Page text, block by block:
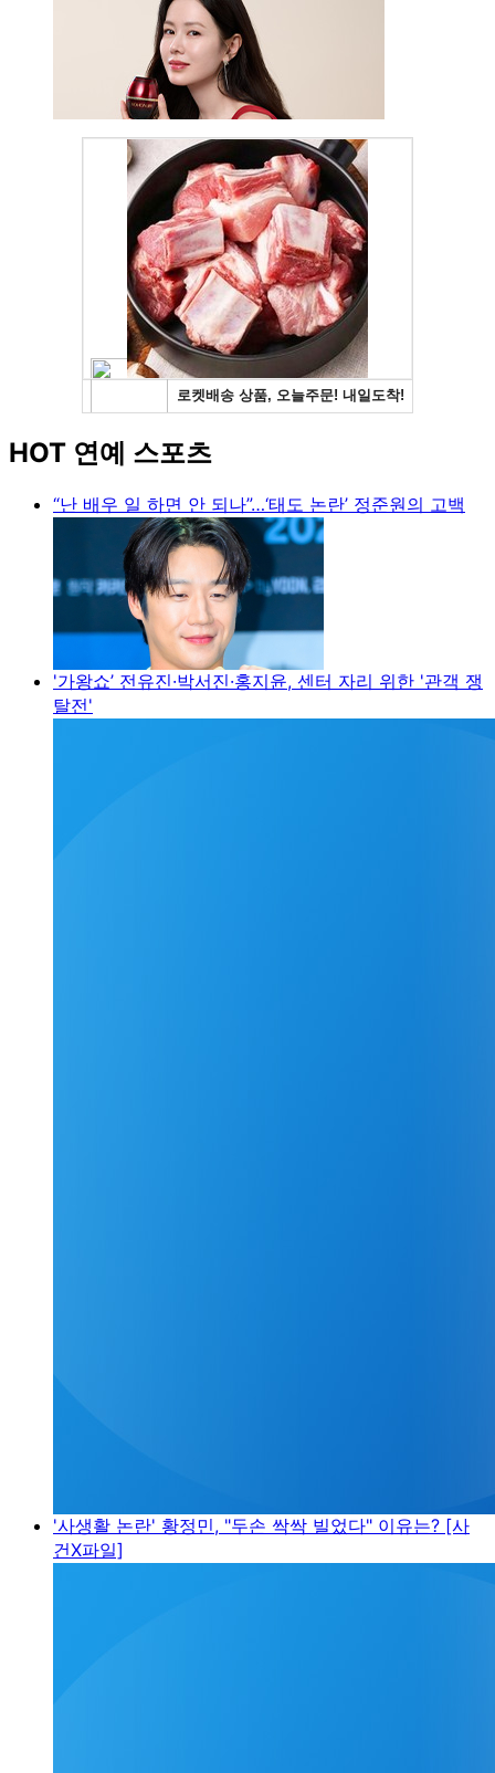
HOT 연예 스포츠
“난 배우 일 하면 안 되나”…‘태도 논란’ 정준원의 고백
'가왕쇼’ 전유진·박서진·홍지윤, 센터 자리 위한 '관객 쟁
탈전'
'사생활 논란' 황정민, "두손 싹싹 빌었다" 이유는? [사
건X파일]